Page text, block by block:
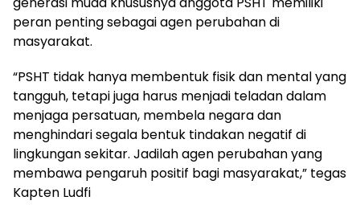
peran penting sebagai agen perubahan di
masyarakat.
“PSHT tidak hanya membentuk fisik dan mental yang
tangguh, tetapi juga harus menjadi teladan dalam
menjaga persatuan, membela negara dan
menghindari segala bentuk tindakan negatif di
lingkungan sekitar. Jadilah agen perubahan yang
membawa pengaruh positif bagi masyarakat,” tegas
Kapten Ludfi